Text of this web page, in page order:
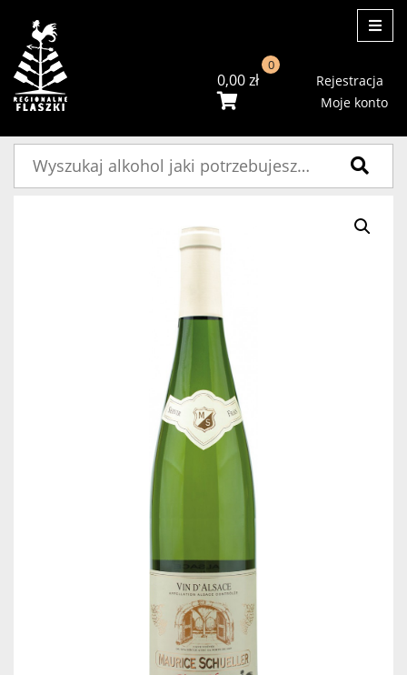
0,00zł
0
Rejestracja
Moje konto